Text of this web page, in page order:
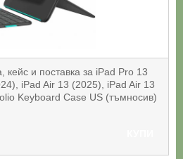
кейс и поставка за iPad Pro 13
iPad Air 13 (2025), iPad Air 13
Keyboard Case US (тъмносив)